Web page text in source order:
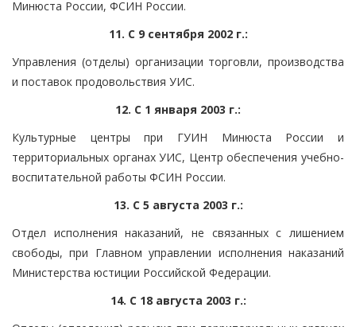
Минюста России, ФСИН России.
11. С 9 сентября 2002 г.:
Управления (отделы) организации торговли, производства
и поставок продовольствия УИС.
12. С 1 января 2003 г.:
Культурные центры при ГУИН Минюста России и
территориальных органах УИС, Центр обеспечения учебно-
воспитательной работы ФСИН России.
13. С 5 августа 2003 г.:
Отдел исполнения наказаний, не связанных с лишением
свободы, при Главном управлении исполнения наказаний
Министерства юстиции Российской Федерации.
14. С 18 августа 2003 г.: